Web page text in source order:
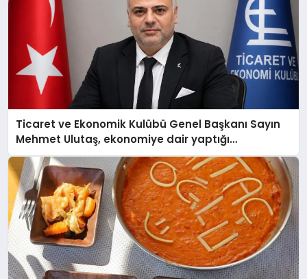
Ticaret ve Ekonomik Kulübü Genel Başkanı Sayın
Mehmet Ulutaş, ekonomiye dair yaptığı
açıklamada şunları kaydetti: